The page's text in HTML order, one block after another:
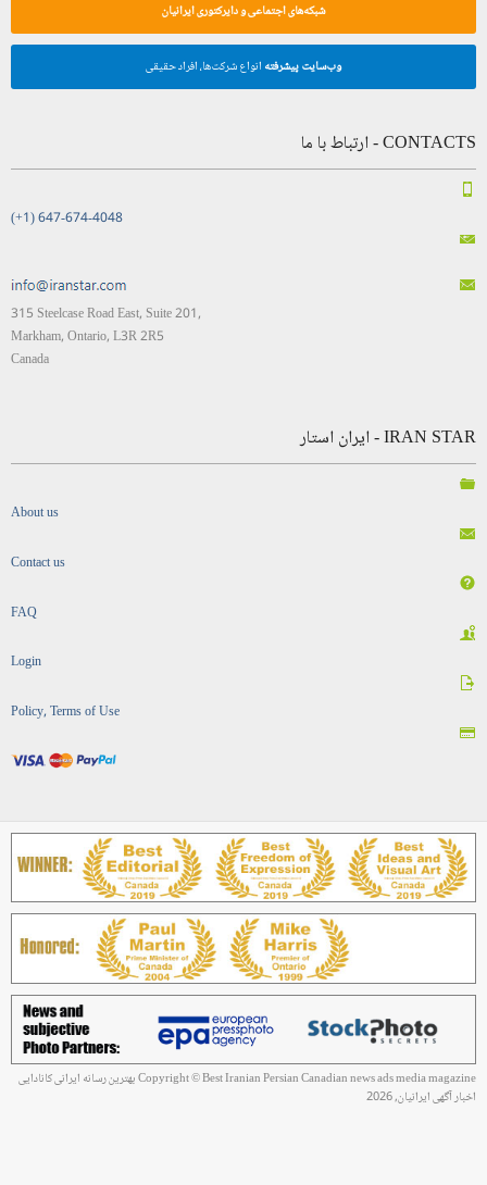
شبکه‌های اجتماعی و دایرکتوری ایرانیان
وب‌سایت پیشرفته انواع شرکت‌ها، افراد حقیقی
CONTACTS - ارتباط با ما
(+1) 647-674-4048
315 Steelcase Road East, Suite 201,
Markham, Ontario, L3R 2R5
Canada
IRAN STAR - ایران استار
About us
Contact us
FAQ
Login
Policy, Terms of Use
Copyright © Best Iranian Persian Canadian news ads media magazine بهترین رسانه ایرانی کانادایی
اخبار آگهی ایرانیان, 2026